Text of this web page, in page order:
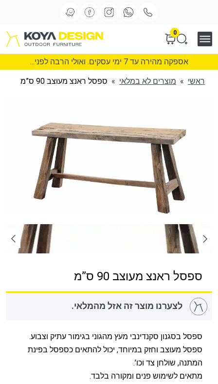
0
אספקה מהירה עד 7 ימי עסקים. ואולי הרבה לפני...
ראשי » מוצרים לא במלאי » ספסל ראנצ מעוצב 90 ס”מ
ספסל ראנצ מעוצב 90 ס”מ
לצערנו מוצר זה אזל מהמלאי.
ספסל בסגנון סקנדינבי מעץ מהגוני בגימור עתיק וצבוע.
ספסל מעוצב וחזק במיוחד, יכול להתאים כספסל בפינת
המתנה, שולחן צד וכו’.
מתאים לשימוש פנים ומקורה בלבד.